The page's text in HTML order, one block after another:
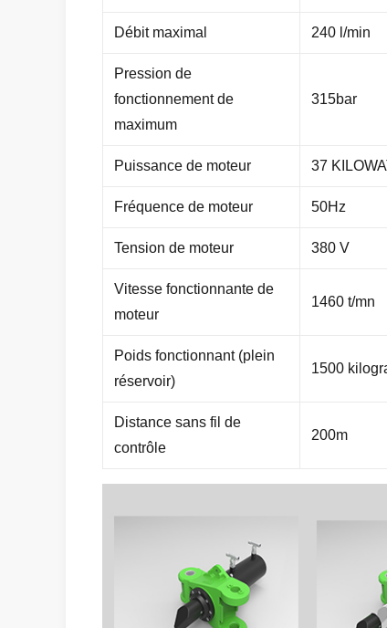
Débit maximal 240 l/min
Pression de
fonctionnement de
maximum
315bar
Puissance de moteur 37
Fréquence de moteur 50Hz
Tension de moteur 380 V
Vitesse fonctionnante de
moteur
1460 t/mn
Poids fonctionnant (plein
réservoir)
1500
Distance sans fil de
contrôle
200m